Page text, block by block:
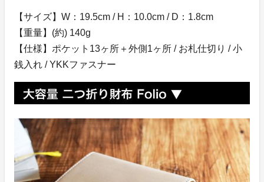
【サイズ】W：19.5cm / H：10.0cm / D：1.8cm
【重量】(約) 140g
【仕様】ポケット13ヶ所＋外側1ヶ所 / お札仕切り / 小
銭入れ / YKKファスナー